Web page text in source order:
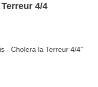
4/4